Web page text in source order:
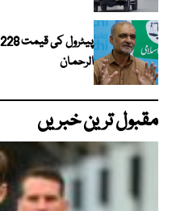
الرحمان
مقبول ترین خبریں